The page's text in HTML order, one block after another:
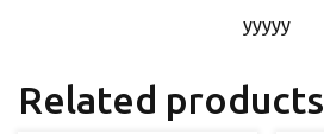
yyyyy
Related products